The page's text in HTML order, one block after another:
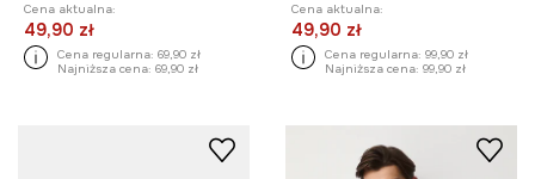
Cena aktualna:
49,90 zł
Cena regularna: 69,90 zł
Najniższa cena: 69,90 zł
Cena aktualna:
49,90 zł
Cena regularna: 99,90 zł
Najniższa cena: 99,90 zł